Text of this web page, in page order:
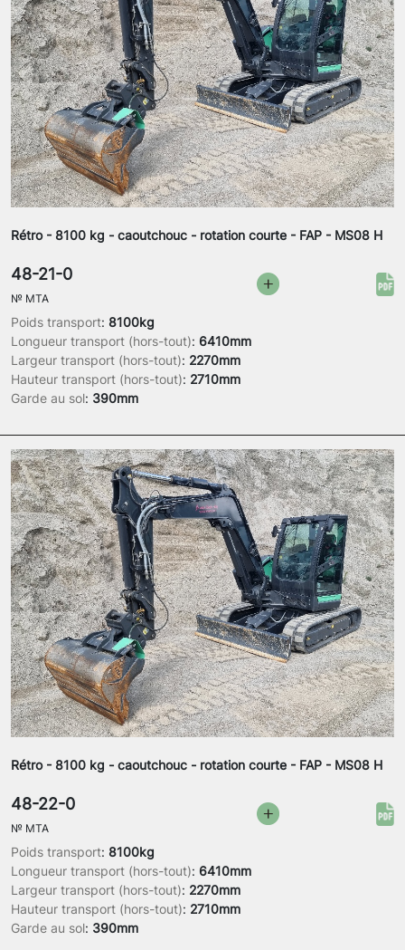
Rétro - 8100 kg - caoutchouc - rotation courte - FAP - MS08 H
Poids transport: 8100kg
Longueur transport (hors-tout): 6410mm
Largeur transport (hors-tout): 2270mm
Hauteur transport (hors-tout): 2710mm
Garde au sol: 390mm
48-21-0
№ MTA
Rétro - 8100 kg - caoutchouc - rotation courte - FAP - MS08 H
Poids transport: 8100kg
Longueur transport (hors-tout): 6410mm
Largeur transport (hors-tout): 2270mm
Hauteur transport (hors-tout): 2710mm
Garde au sol: 390mm
48-22-0
№ MTA